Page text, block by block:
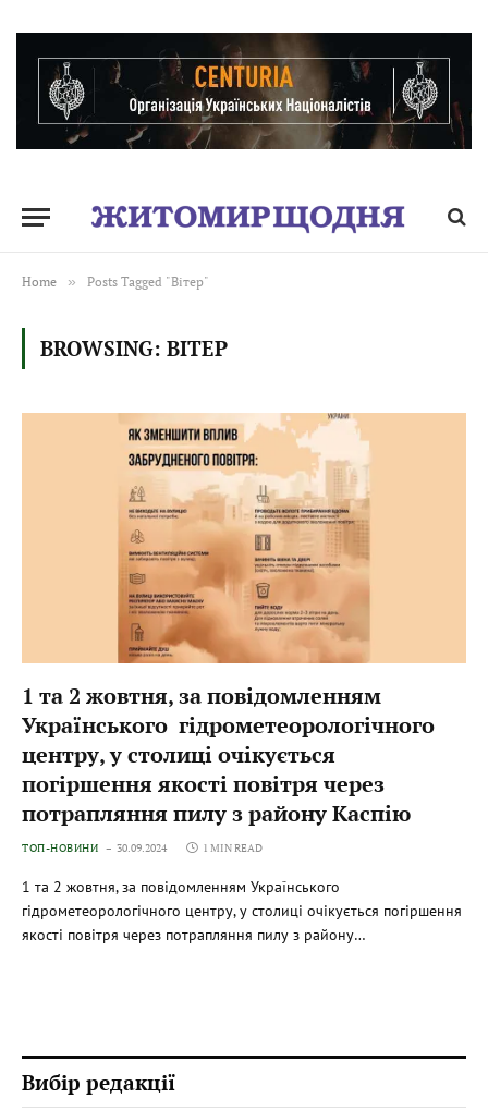
Home » Posts Tagged "Вітер"
BROWSING: ВІТЕР
1 та 2 жовтня, за повідомленням
Українського гідрометеорологічного
центру, у столиці очікується
погіршення якості повітря через
потрапляння пилу з району Каспію
ТОП-НОВИНИ 30.09.2024 1 MIN READ
1 та 2 жовтня, за повідомленням Українського
гідрометеорологічного центру, у столиці очікується погіршення
якості повітря через потрапляння пилу з району…
Вибір редакції